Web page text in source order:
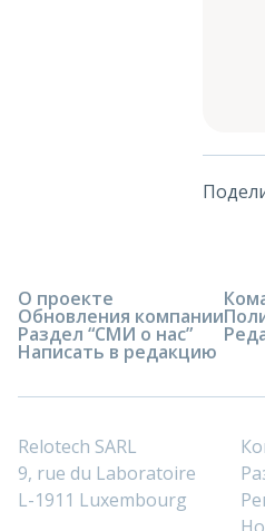
О проекте
Обновления компании
Раздел “СМИ о нас”
Написать в редакцию
Relotech SARL
9, rue du Laboratoire
L-1911 Luxembourg